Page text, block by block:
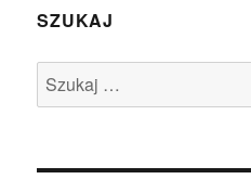
SZUKAJ
Szukaj: